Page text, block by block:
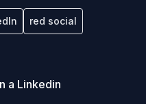
red social
a Linkedin